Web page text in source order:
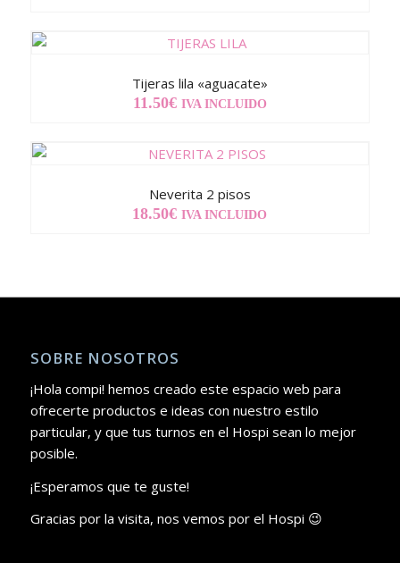
Tijeras lila «aguacate»
11.50€ IVA INCLUIDO
Neverita 2 pisos
18.50€ IVA INCLUIDO
SOBRE NOSOTROS
¡Hola compi! hemos creado este espacio web para
ofrecerte productos e ideas con nuestro estilo
particular, y que tus turnos en el Hospi sean lo mejor
posible.
¡Esperamos que te guste!
Gracias por la visita, nos vemos por el Hospi 😉